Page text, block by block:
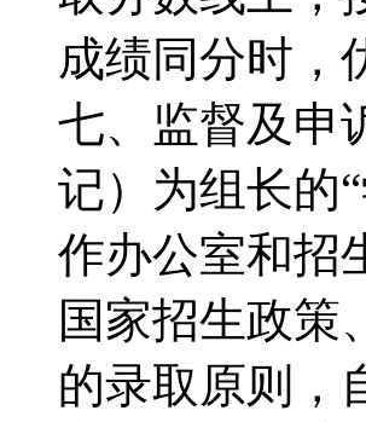
成绩同分时
七、监督及
记）为组长的
作办公室和招
国家招生政策
的录取原则，